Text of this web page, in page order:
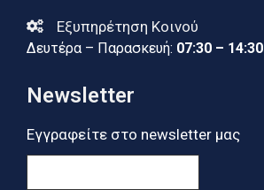
Εξυπηρέτηση Κοινού
Δευτέρα – Παρασκευή: 07:30 – 14:30
Newsletter
Εγγραφείτε στο newsletter μας